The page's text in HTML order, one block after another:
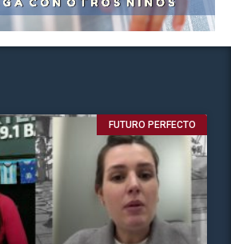
FUTURO PERFECTO